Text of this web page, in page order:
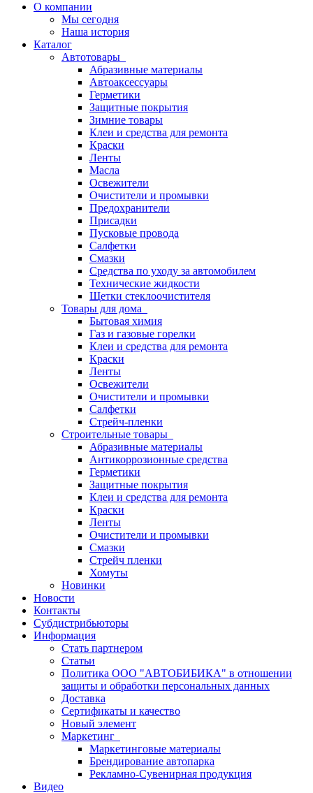
О компании
Мы сегодня
Наша история
Каталог
Автотовары
Абразивные материалы
Автоаксессуары
Герметики
Защитные покрытия
Зимние товары
Клеи и средства для ремонта
Краски
Ленты
Масла
Освежители
Очистители и промывки
Предохранители
Присадки
Пусковые провода
Салфетки
Смазки
Средства по уходу за автомобилем
Технические жидкости
Щетки стеклоочистителя
Товары для дома
Бытовая химия
Газ и газовые горелки
Клеи и средства для ремонта
Краски
Ленты
Освежители
Очистители и промывки
Салфетки
Стрейч-пленки
Строительные товары
Абразивные материалы
Антикоррозионные средства
Герметики
Защитные покрытия
Клеи и средства для ремонта
Краски
Ленты
Очистители и промывки
Смазки
Стрейч пленки
Хомуты
Новинки
Новости
Контакты
Субдистрибьюторы
Информация
Стать партнером
Статьи
Политика ООО "АВТОБИБИКА" в отношении
защиты и обработки персональных данных
Доставка
Сертификаты и качество
Новый элемент
Маркетинг
Маркетинговые материалы
Брендирование автопарка
Рекламно-Сувенирная продукция
Видео